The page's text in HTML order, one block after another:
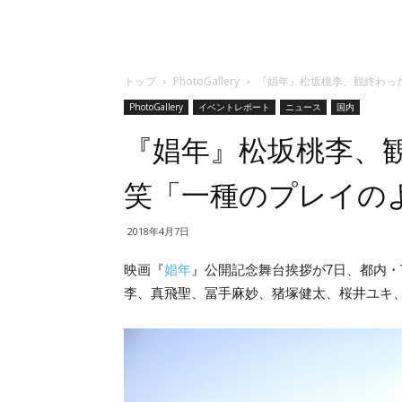
トップ PhotoGallery 『娼年』松坂桃李、観終わ
PhotoGallery イベントレポート ニュース 国内
『娼年』松坂桃李
笑「一種のプレイの
2018年4月7日
映画『娼年 』公開記念舞台挨拶が7日、都内
李、真飛聖、冨⼿⿇妙、猪塚健太、桜井ユキ